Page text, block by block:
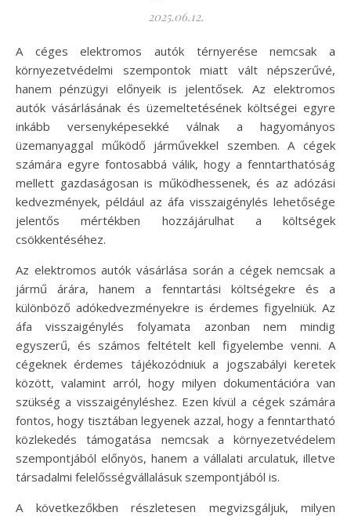
2025.06.12.
A céges elektromos autók térnyerése nemcsak a
környezetvédelmi szempontok miatt vált népszerűvé,
hanem pénzügyi előnyeik is jelentősek. Az elektromos
autók vásárlásának és üzemeltetésének költségei egyre
inkább versenyképesekké válnak a hagyományos
üzemanyaggal működő járművekkel szemben. A cégek
számára egyre fontosabbá válik, hogy a fenntarthatóság
mellett gazdaságosan is működhessenek, és az adózási
kedvezmények, például az áfa visszaigénylés lehetősége
jelentős mértékben hozzájárulhat a költségek
csökkentéséhez.
Az elektromos autók vásárlása során a cégek nemcsak a
jármű árára, hanem a fenntartási költségekre és a
különböző adókedvezményekre is érdemes figyelniük. Az
áfa visszaigénylés folyamata azonban nem mindig
egyszerű, és számos feltételt kell figyelembe venni. A
cégeknek érdemes tájékozódniuk a jogszabályi keretek
között, valamint arról, hogy milyen dokumentációra van
szükség a visszaigényléshez. Ezen kívül a cégek számára
fontos, hogy tisztában legyenek azzal, hogy a fenntartható
közlekedés támogatása nemcsak a környezetvédelem
szempontjából előnyös, hanem a vállalati arculatuk, illetve
társadalmi felelősségvállalásuk szempontjából is.
A következőkben részletesen megvizsgáljuk, milyen